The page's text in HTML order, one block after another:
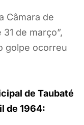
Câmara de
de março”,
golpe ocorreu
de Taubaté
de 1964: